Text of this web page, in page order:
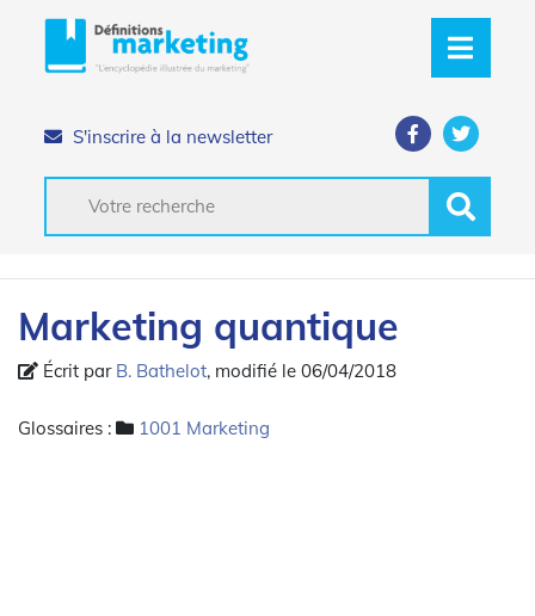
S'inscrire à la newsletter
Marketing quantique
Écrit par B. Bathelot, modifié le 06/04/2018
Glossaires : 1001 Marketing